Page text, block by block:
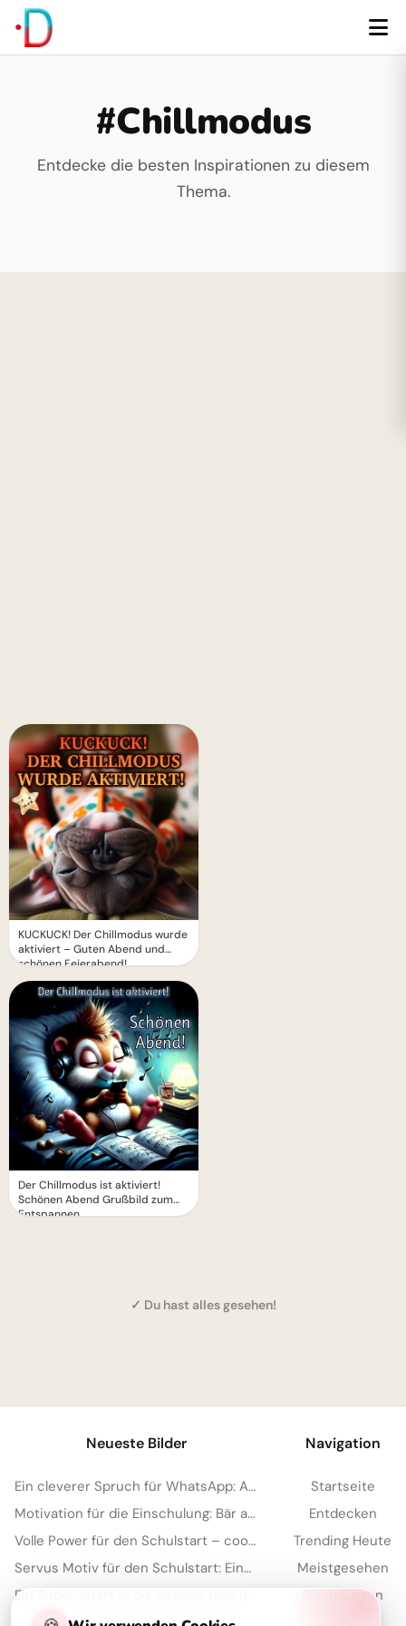
#Chillmodus
Entdecke die besten Inspirationen zu diesem
Thema.
KUCKUCK! Der Chillmodus wurde
aktiviert – Guten Abend und
schönen Feierabend!
Der Chillmodus ist aktiviert!
Schönen Abend Grußbild zum
Entspannen
✓ Du hast alles gesehen!
Neueste Bilder
Ein cleverer Spruch für WhatsApp: Aus Fehlern lernen macht schlau!
Motivation für die Einschulung: Bär am Bergpfad mit Spruch für WhatsApp
Volle Power für den Schulstart – coole Sprüche für TikTok!
Servus Motiv für den Schulstart: Eine lustige Eichhörnchen Grafik für WhatsApp
Navigation
Startseite
Entdecken
Trending Heute
Meistgesehen
Sammlungen